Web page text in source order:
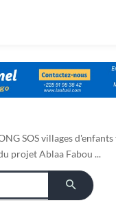
SOS villages
projet Ablaa Fabou ...